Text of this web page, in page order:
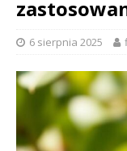
6 sierpnia 2025